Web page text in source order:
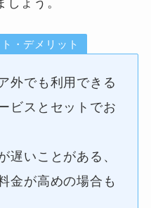
・デメリット
外でも利用できる
ビスとセットでお
遅いことがある、
金が高めの場合も